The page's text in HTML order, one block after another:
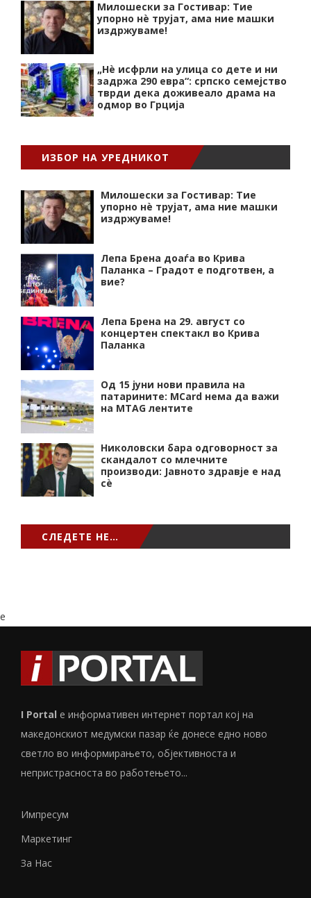
Милошески за Гостивар: Тие
упорно нѐ трујат, ама ние машки
издржуваме!
„Нѐ исфрли на улица со дете и ни
задржа 290 евра“: српско семејство
тврди дека доживеало драма на
одмор во Грција
ИЗБОР НА УРЕДНИКОТ
Милошески за Гостивар: Тие
упорно нѐ трујат, ама ние машки
издржуваме!
Лепа Брена доаѓа во Крива
Паланка – Градот е подготвен, а
вие?
Лепа Брена на 29. август со
концертен спектакл во Крива
Паланка
Од 15 јуни нови правила на
патарините: MCard нема да важи
на MTAG лентите
Николовски бара одговорност за
скандалот со млечните
производи: Јавното здравје е над
сѐ
СЛЕДЕТЕ НЕ…
e
I Portal е информативен интернет портал кој на
македонскиот медумски пазар ќе донесе едно ново
светло во информирањето, објективноста и
непристрасноста во работењето...
Импресум
Маркетинг
За Нас